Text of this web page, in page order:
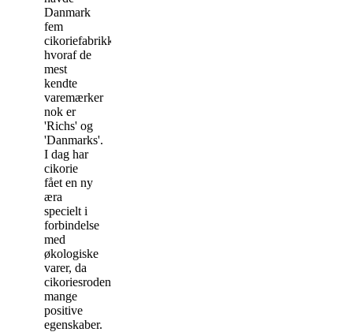
Danmark
fem
cikoriefabrikker,
hvoraf de
mest
kendte
varemærker
nok er
'Richs' og
'Danmarks'.
I dag har
cikorie
fået en ny
æra
specielt i
forbindelse
med
økologiske
varer, da
cikoriesroden tilskrives
mange
positive
egenskaber.